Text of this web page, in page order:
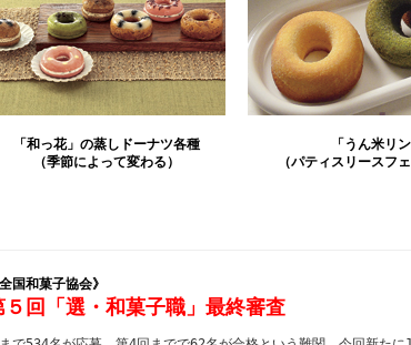
「和っ花」の蒸しドーナツ各種
（季節によって変わる）
「うん米リン
（パティスリースフ
国和菓子協会》
５回「選・和菓子職」最終審査